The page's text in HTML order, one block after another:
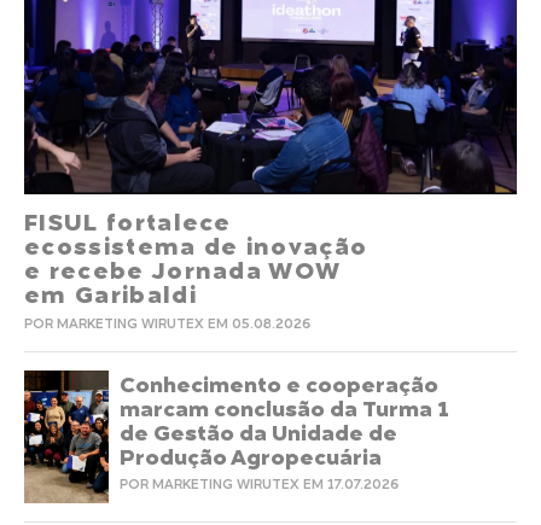
FISUL fortalece
ecossistema de inovação
e recebe Jornada WOW
em Garibaldi
POR MARKETING WIRUTEX EM 05.08.2026
Conhecimento e cooperação
marcam conclusão da Turma 1
de Gestão da Unidade de
Produção Agropecuária
POR MARKETING WIRUTEX EM 17.07.2026